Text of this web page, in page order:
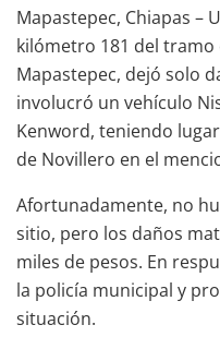
Mapastepec, Chiapas –
kilómetro 181 del
Mapastepec, dejó solo
involucró un vehículo
Kenword, teniendo
de Novillero en el
Afortunadamente, no
sitio, pero los daños
miles de pesos. En
la policía municipal y
situación.